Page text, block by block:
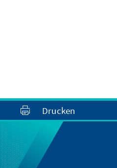
Drucken